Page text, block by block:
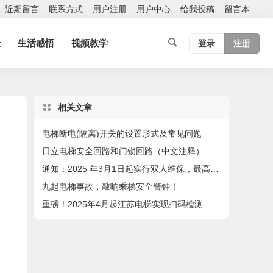
近期留言 联系方式 用户注册 用户中心 给我投稿 留言本
生活感悟 视频教学 登录 注册
相关文章
电梯断电(隔离)开关的设置形式及常见问题
九起电梯事故，敲响乘梯安全警钟！